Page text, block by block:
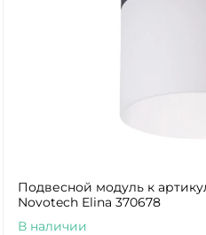
Подвесной модуль к
Novotech Elina 370678
В наличии